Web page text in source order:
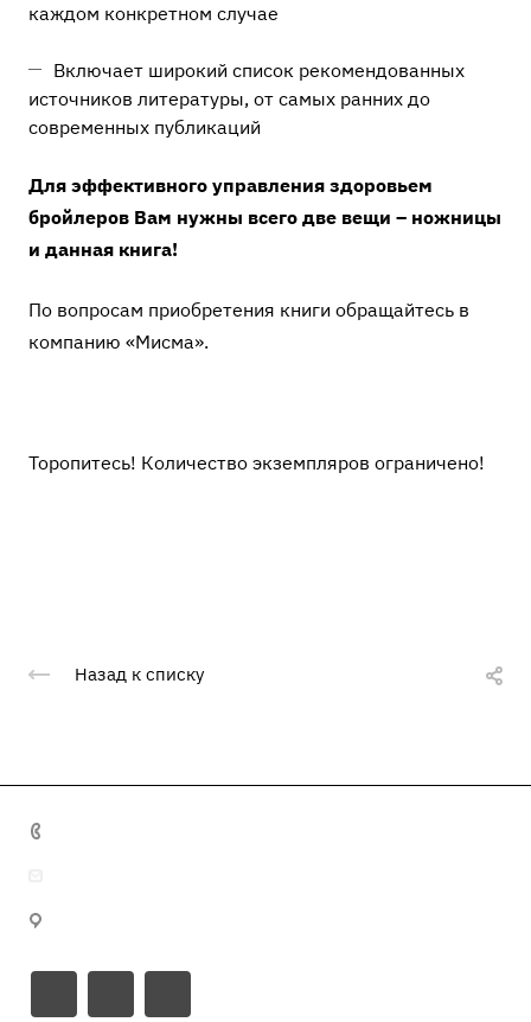
каждом конкретном случае
Включает широкий список рекомендованных
источников литературы, от самых ранних до
современных публикаций
Для эффективного управления здоровьем
бройлеров Вам нужны всего две вещи – ножницы
и данная книга!
По вопросам приобретения книги обращайтесь в
компанию «Мисма».
Торопитесь! Количество экземпляров ограничено!
Назад к списку